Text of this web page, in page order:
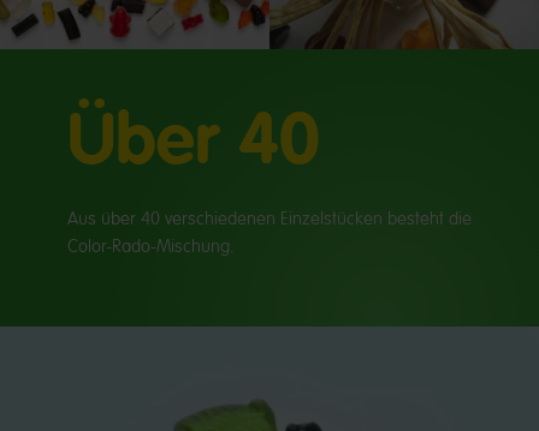
Über 40
Aus über 40 verschiedenen Einzelstücken besteht die
Color-Rado-Mischung.